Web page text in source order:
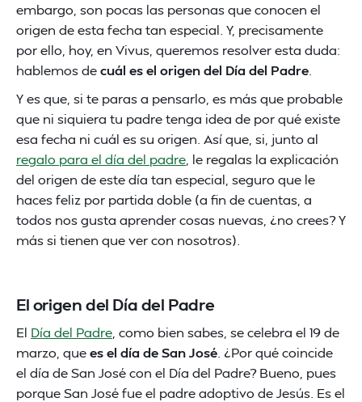
embargo, son pocas las personas que conocen el
origen de esta fecha tan especial. Y, precisamente
por ello, hoy, en Vivus, queremos resolver esta duda:
hablemos decuál es el origen del Día del Padre
Y es que, si te paras a pensarlo, es más que probable
que ni siquiera tu padre tenga idea de por qué existe
esa fecha ni cuál es su origen. Así que, si, junto al
regalo para el día del padre , le regalas la explicación
del origen de este día tan especial, seguro que le
haces feliz por partida doble (a fin de cuentas, a
todos nos gusta aprender cosas nuevas, ¿no crees? Y
más si tienen que ver con nosotros).
El origen del Día del Padre
El Día del Padre , como bien sabes, se celebra el 19 de
marzo, quees el día de San José . ¿Por qué coincide
el día de San José con el Día del Padre? Bueno, pues
porque San José fue el padre adoptivo de Jesús. Es el